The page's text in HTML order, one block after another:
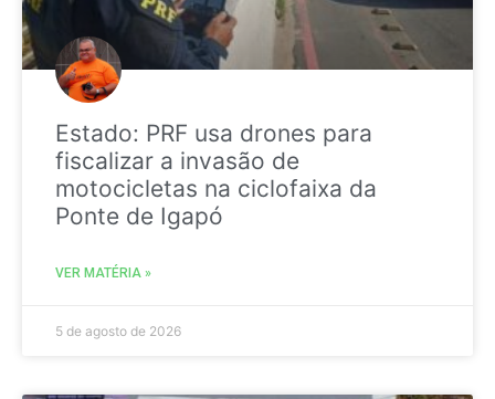
Estado: PRF usa drones para
fiscalizar a invasão de
motocicletas na ciclofaixa da
Ponte de Igapó
VER MATÉRIA »
5 de agosto de 2026